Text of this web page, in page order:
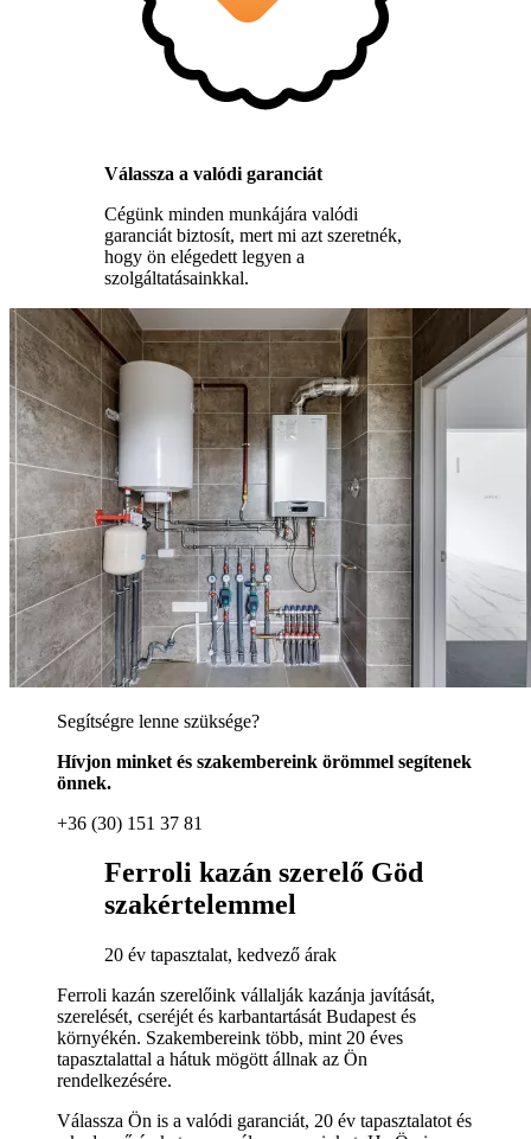
Válassza a valódi garanciát
Cégünk minden munkájára valódi
garanciát biztosít, mert mi azt szeretnék,
hogy ön elégedett legyen a
szolgáltatásainkkal.
Segítségre lenne szüksége?
Hívjon minket és szakembereink örömmel segítenek
önnek.
+36 (30) 151 37 81
Ferroli kazán szerelő Göd
szakértelemmel
20 év tapasztalat, kedvező árak
Ferroli kazán szerelőink vállalják kazánja javítását,
szerelését, cseréjét és karbantartását Budapest és
környékén. Szakembereink több, mint 20 éves
tapasztalattal a hátuk mögött állnak az Ön
rendelkezésére.
Válassza Ön is a valódi garanciát, 20 év tapasztalatot és